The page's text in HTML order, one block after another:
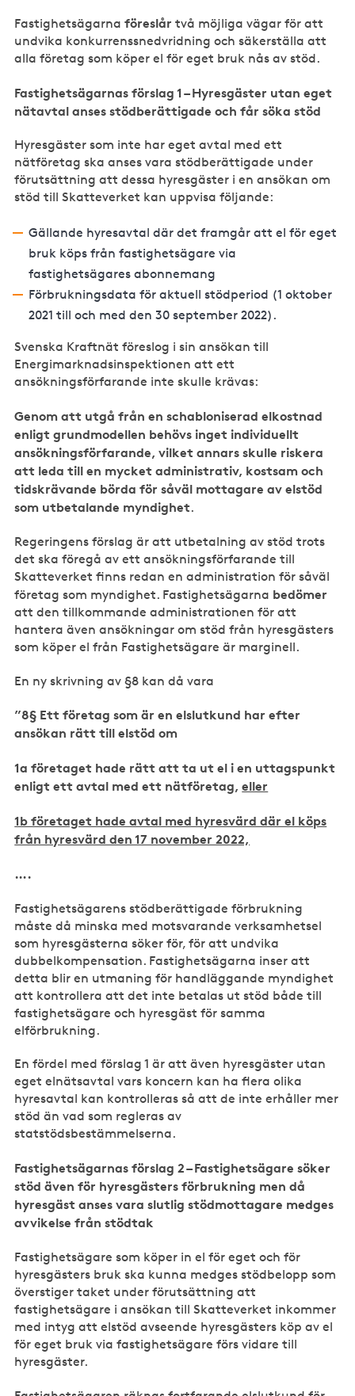
Fastighetsägarnaföreslår två möjliga vägar för att
undvika konkurrenssnedvridning och säkerställa att
alla företag som köper el för eget bruk nås av stöd.
Fastighetsägarnas förslag 1 – Hyresgäster utan eget
nätavtal anses stödberättigade och får söka stöd
Hyresgäster som inte har eget avtal med ett
nätföretag ska anses vara stödberättigade under
förutsättning att dessa hyresgäster i en ansökan om
stöd till Skatteverket kan uppvisa följande:
Gällande hyresavtal där det framgår att el för eget
bruk köps från fastighetsägare via
fastighetsägares abonnemang
Förbrukningsdata för aktuell stödperiod (1 oktober
2021 till och med den 30 september 2022).
Svenska Kraftnät föreslog i sin ansökan till
Energimarknadsinspektionen att ett
ansökningsförfarande inte skulle krävas:
Genom att utgå från en schabloniserad elkostnad
enligt grundmodellen behövs inget individuellt
ansökningsförfarande, vilket annars skulle riskera
att leda till en mycket administrativ, kostsam och
tidskrävande börda för såväl mottagare av elstöd
som utbetalande myndighet.
Regeringens förslag är att utbetalning av stöd trots
det ska föregå av ett ansökningsförfarande till
Skatteverket finns redan en administration för såväl
företag som myndighet. Fastighetsägarna bedömer
att den tillkommande administrationen för att
hantera även ansökningar om stöd från hyresgästers
som köper el från Fastighetsägare är marginell.
En ny skrivning av §8 kan då vara
”8§ Ett företag som är en elslutkund har efter
ansökan rätt till elstöd om
1a företaget hade rätt att ta ut el i en uttagspunkt
enligt ett avtal med ett nätföretag,eller
1b företaget hade avtal med hyresvärd där el köps
från hyresvärd den 17 november 2022,
….
Fastighetsägarens stödberättigade förbrukning
måste då minska med motsvarande verksamhetsel
som hyresgästerna söker för, för att undvika
dubbelkompensation. Fastighetsägarna inser att
detta blir en utmaning för handläggande myndighet
att kontrollera att det inte betalas ut stöd både till
fastighetsägare och hyresgäst för samma
elförbrukning.
En fördel med förslag 1 är att även hyresgäster utan
eget elnätsavtal vars koncern kan ha flera olika
hyresavtal kan kontrolleras så att de inte erhåller mer
stöd än vad som regleras av
statstödsbestämmelserna.
Fastighetsägarnas förslag 2 – Fastighetsägare söker
stöd även för hyresgästers förbrukning men då
hyresgäst anses vara slutlig stödmottagare medges
avvikelse från stödtak
Fastighetsägare som köper in el för eget och för
hyresgästers bruk ska kunna medges stödbelopp som
överstiger taket under förutsättning att
fastighetsägare i ansökan till Skatteverket inkommer
med intyg att elstöd avseende hyresgästers köp av el
för eget bruk via fastighetsägare förs vidare till
hyresgäster.